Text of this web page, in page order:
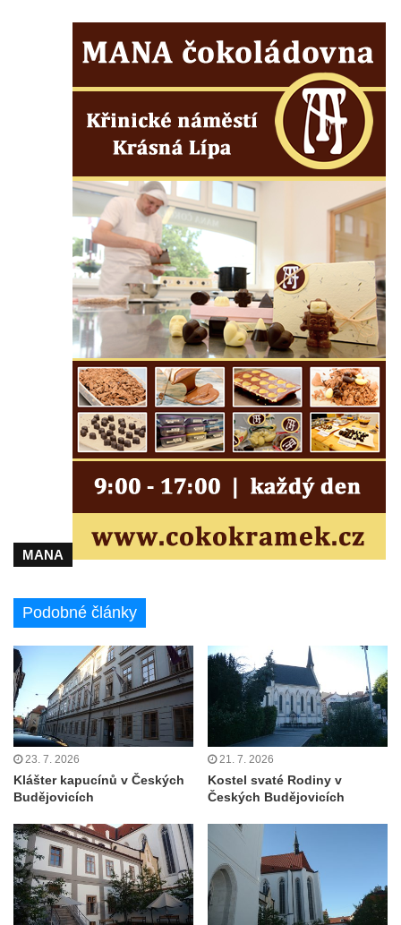
MANA
Podobné články
23. 7. 2026
Klášter kapucínů v Českých
Budějovicích
21. 7. 2026
Kostel svaté Rodiny v
Českých Budějovicích